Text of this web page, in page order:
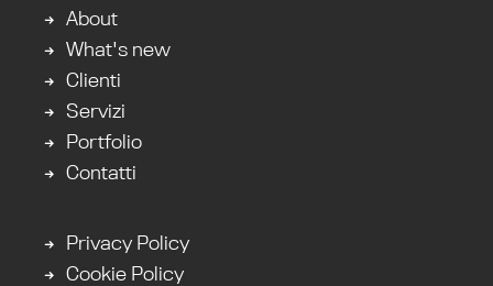
About
What's new
Clienti
Servizi
Portfolio
Contatti
Privacy Policy
Cookie Policy